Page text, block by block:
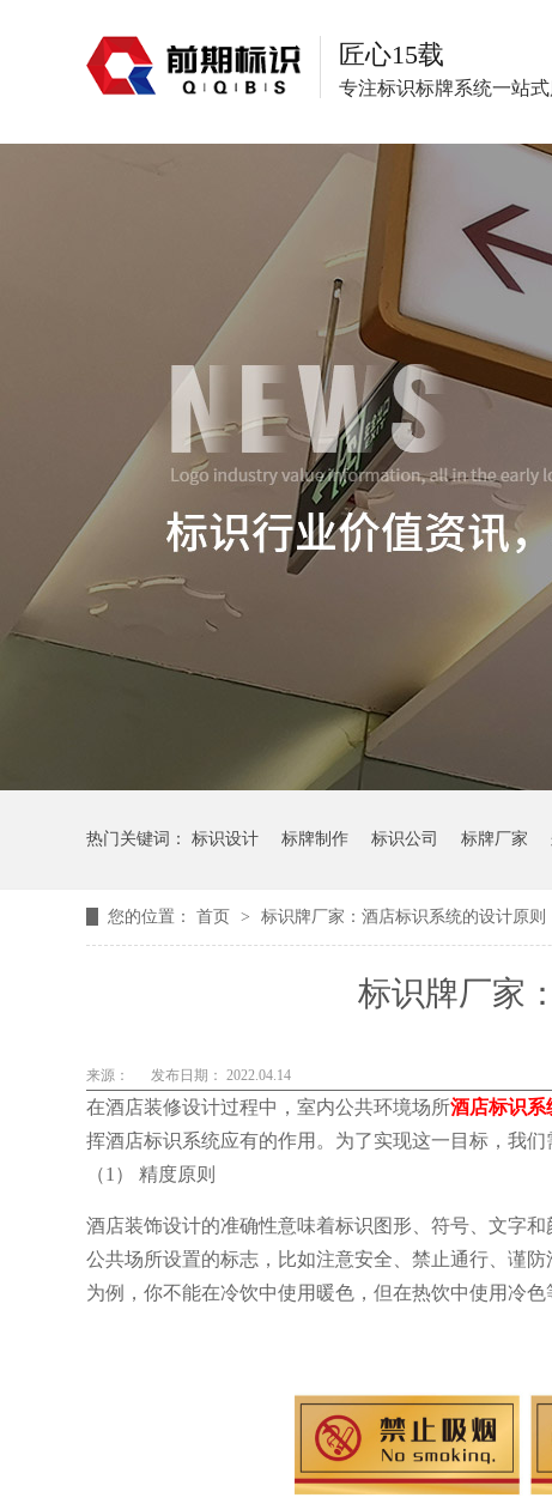
匠心15载
专注标识标牌系统一站
热门关键词： 标识设计 标牌制作 标识公司 标牌厂家
您的位置： 首页 > 标识牌厂家：酒店标识系统的设计原则
标识牌厂家
来源： 发布日期： 2022.04.14
在酒店装修设计过程中，室内公共环境场所酒店标识系
挥酒店标识系统应有的作用。为了实现这一目标，我
（1） 精度原则
酒店装饰设计的准确性意味着标识图形、符号、文字
公共场所设置的标志，比如注意安全、禁止通行、谨
为例，你不能在冷饮中使用暖色，但在热饮中使用冷色